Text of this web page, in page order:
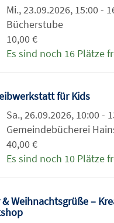
Mi., 23.09.2026, 15:00 -
Bücherstube
10,00 €
Es sind noch 16 Plätze
für Kids
Sa., 26.09.2026, 10:00 -
Gemeindebücherei
40,00 €
Es sind noch 10 Plätze
Weihnachtsgrüße –